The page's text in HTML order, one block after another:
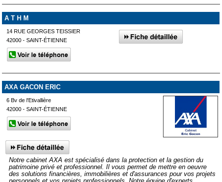
A T H M
14 RUE GEORGES TEISSIER
42000 - SAINT-ÉTIENNE
AXA GACON ERIC
6 Bv de l'Etivallière
42000 - SAINT-ÉTIENNE
Notre cabinet AXA est spécialisé dans la protection et la gestion du
patrimoine privé et professionnel. Il vous permet de mettre en oeuvre
des solutions financières, immobilières et d'assurances pour vos projets